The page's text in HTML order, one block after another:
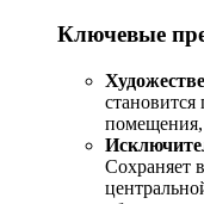
Ключевые
помещения,
Сохраняет